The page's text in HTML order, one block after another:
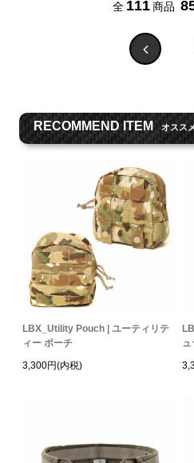
全 111 商品
RECOMMEND ITEM オスス
LBX_Utility Pouch | ユーティリテ
ィー ポーチ
3,300円(内税)
ュ